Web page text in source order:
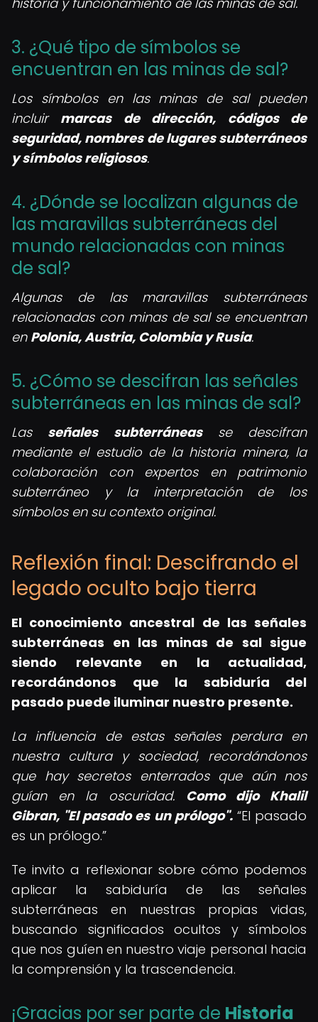
3. ¿Qué tipo de símbolos se
encuentran en las minas de sal?
Los símbolos en las minas de sal pueden
incluir marcas de dirección, códigos de
seguridad, nombres de lugares subterráneos
y símbolos religiosos.
4. ¿Dónde se localizan algunas de
las maravillas subterráneas del
mundo relacionadas con minas
de sal?
Algunas de las maravillas subterráneas
relacionadas con minas de sal se encuentran
en Polonia, Austria, Colombia y Rusia.
5. ¿Cómo se descifran las señales
subterráneas en las minas de sal?
Las señales subterráneasse descifran
mediante el estudio de la historia minera, la
colaboración con expertos en patrimonio
subterráneo y la interpretación de los
símbolos en su contexto original.
Reflexión final: Descifrando el
legado oculto bajo tierra
El conocimiento ancestral de las señales
subterráneas en las minas de sal sigue
siendo relevante en la actualidad,
recordándonos que la sabiduría del
pasado puede iluminar nuestro presente.
La influencia de estas señales perdura en
nuestra cultura y sociedad, recordándonos
que hay secretos enterrados que aún nos
guían en la oscuridad. Como dijo Khalil
Gibran, "El pasado es un prólogo". El pasado
es un prólogo.
Te invito a reflexionar sobre cómo podemos
aplicar la sabiduría de las señales
subterráneas en nuestras propias vidas,
buscando significados ocultos y símbolos
que nos guíen en nuestro viaje personal hacia
la comprensión y la trascendencia.
¡Gracias por ser parte de Historia